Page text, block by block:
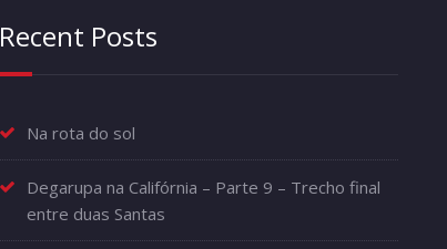
Recent Posts
Na rota do sol
Degarupa na Califórnia – Parte 9 – Trecho final
entre duas Santas